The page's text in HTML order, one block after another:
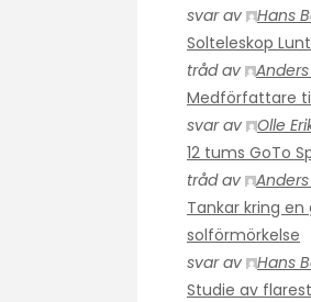
svar av
Hans
Solteleskop
tråd av
Medförfattare
svar av
Olle
12 tums GoTo
tråd av
Tankar kring
solförmörkelse
svar av
Hans
Studie av